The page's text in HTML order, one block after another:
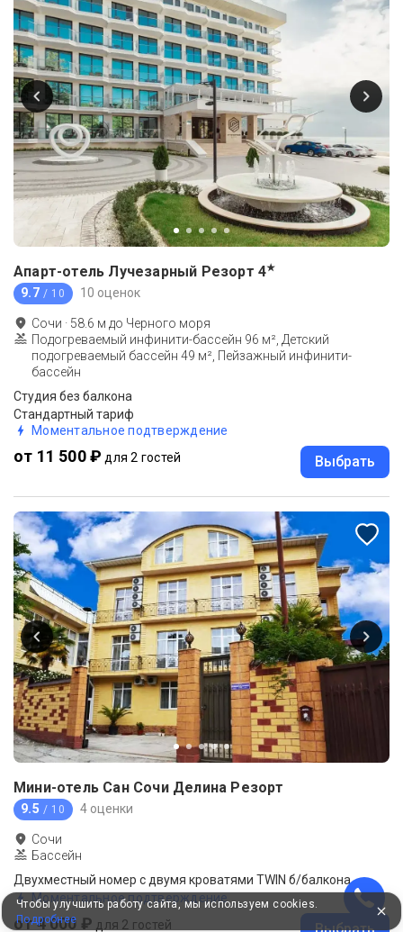
Апарт-отель Лучезарный Резорт 4★
9.7 / 10 10 оценок
Сочи · 58.6 м до Черного моря
Подогреваемый инфинити-бассейн 96 м², Детский
подогреваемый бассейн 49 м², Пейзажный инфинити-
бассейн
Студия без балкона
Стандартный тариф
Моментальное подтверждение
от 11 500 ₽ для 2 гостей Выбрать
Мини-отель Сан Сочи Делина Резорт
9.5 / 10 4 оценки
Сочи
Бассейн
Двухместный номер с двумя кроватями TWIN б/балкона
Моментальное подтверждение
от 4 000 ₽ для 2 гостей
Чтобы улучшить работу сайта, мы используем cookies.
Подробнее